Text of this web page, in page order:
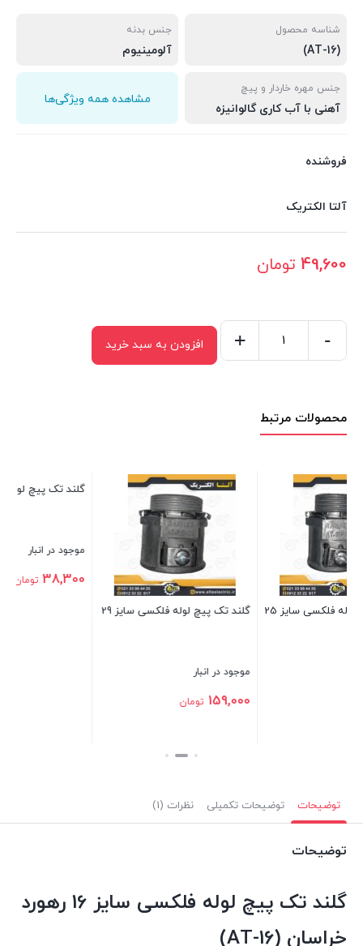
شناسه محصول
(AT-16)
جنس بدنه
آلومینیوم
جنس مهره خاردار و پیچ
آهنی با آب کاری گالوانیزه
مشاهده همه ویژگی‌ها
فروشنده
آلتا الکتریک
49,600 تومان
لوله
16
عدد
-
+ افزودن به سبد خرید
محصولات مرتبط
گلند تک پیچ لوله فلکسی سایز 29
گلند تک پیچ لوله فلکسی سایز 11
موجود در انبار
38,300 تومان
توضیحات توضیحات تکمیلی نظرات (1)
توضیحات
گلند تک پیچ لوله فلکسی سایز 16 رهورد
خراسان (AT-16)